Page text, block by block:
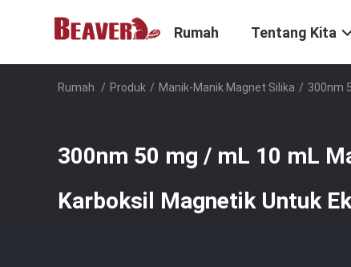
Rumah Tentang Kita
Rumah / Produk / Manik-Manik Magnet Silika / 300nm
300nm 50 mg / mL 10 mL
Karboksil Magnetik Untuk